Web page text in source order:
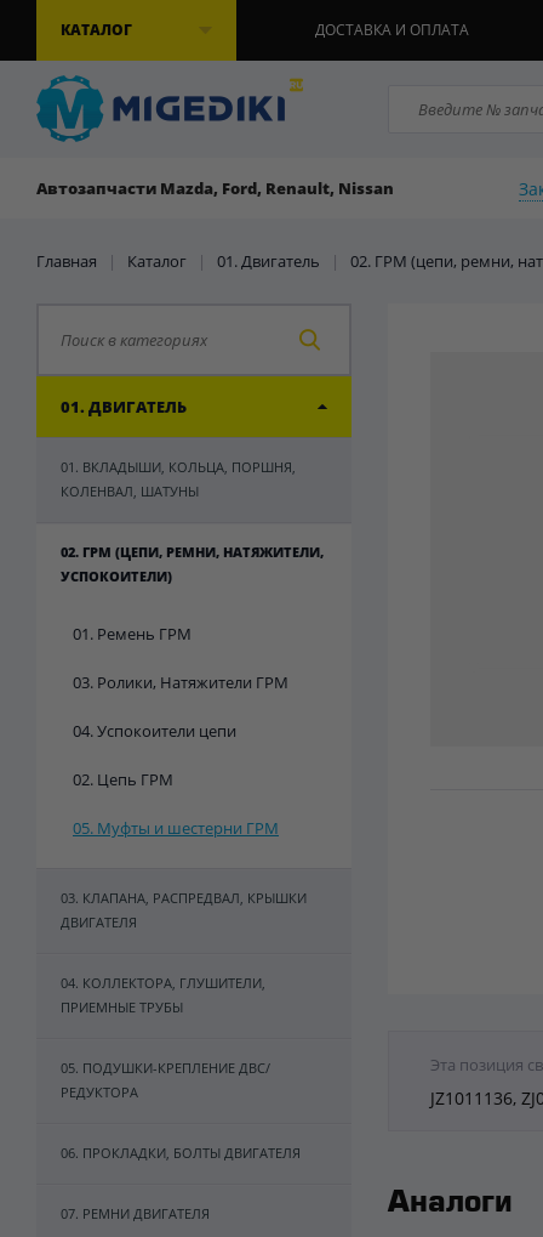
КАТАЛОГ ДОСТАВКА И ОПЛАТА
Автозапчасти Mazda, Ford, Renault, Nissan
Главная | Каталог | 01. Двигатель | 02. ГРМ (цепи, ремни,
01. ДВИГАТЕЛЬ
01. ВКЛАДЫШИ, КОЛЬЦА, ПОРШНЯ,
КОЛЕНВАЛ, ШАТУНЫ
02. ГРМ (ЦЕПИ, РЕМНИ, НАТЯЖИТЕЛИ,
УСПОКОИТЕЛИ)
01. Ремень ГРМ
03. Ролики, Натяжители ГРМ
04. Успокоители цепи
02. Цепь ГРМ
05. Муфты и шестерни ГРМ
03. КЛАПАНА, РАСПРЕДВАЛ, КРЫШКИ
ДВИГАТЕЛЯ
04. КОЛЛЕКТОРА, ГЛУШИТЕЛИ,
ПРИЕМНЫЕ ТРУБЫ
05. ПОДУШКИ-КРЕПЛЕНИЕ ДВС/
РЕДУКТОРА
06. ПРОКЛАДКИ, БОЛТЫ ДВИГАТЕЛЯ
07. РЕМНИ ДВИГАТЕЛЯ
Эта позиция
JZ1011136,
Аналоги